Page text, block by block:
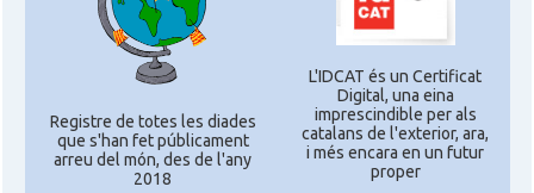
Registre de totes les diades
que s'han fet públicament
arreu del món, des de l'any
2018
L'IDCAT és un Certificat
Digital, una eina
imprescindible per als
catalans de l'exterior, ara,
i més encara en un futur
proper